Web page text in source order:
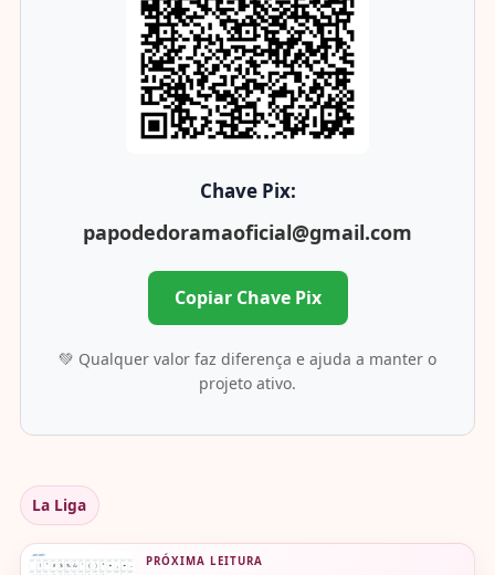
Chave Pix:
papodedoramaoficial@gmail.com
Copiar Chave Pix
💚 Qualquer valor faz diferença e ajuda a manter o
projeto ativo.
La Liga
PRÓXIMA LEITURA